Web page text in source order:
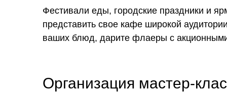
Организация мастер-
Фестивали еды, городские праздники и
представить свое кафе широкой
ваших блюд, дарите флаеры с